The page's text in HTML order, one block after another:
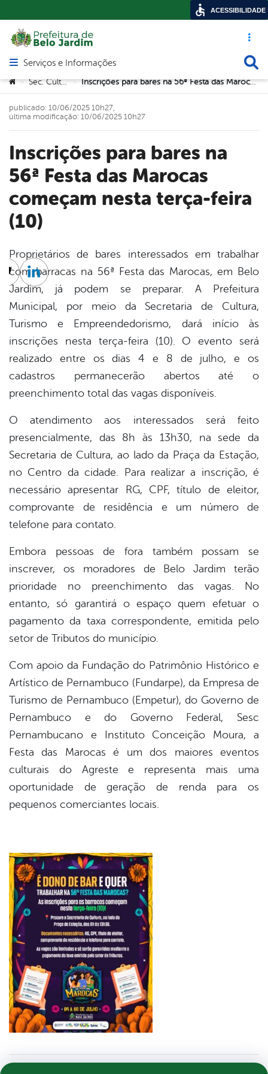
Acesso
Abrir menu principal de navegação
Serviços e Informações
Você está aqui:
> Sec. Cultura > Inscrições para bares na 56ª Festa das Marocas começam nesta terça-feira (10)
Inscrições para bares na
56ª Festa das Marocas
começam nesta terça-feira
(10)
publicado: 10/06/2025 10h27,
última modificação: 10/06/2025 10h27
Proprietários de bares interessados em trabalhar
com barracas na 56ª Festa das Marocas, em Belo
Jardim, já podem se preparar. A Prefeitura
Municipal, por meio da Secretaria de Cultura,
Turismo e Empreendedorismo, dará início às
inscrições nesta terça-feira (10). O evento será
realizado entre os dias 4 e 8 de julho, e os
cadastros permanecerão abertos até o
preenchimento total das vagas disponíveis.
O atendimento aos interessados será feito
presencialmente, das 8h às 13h30, na sede da
Secretaria de Cultura, ao lado da Praça da Estação,
no Centro da cidade. Para realizar a inscrição, é
necessário apresentar RG, CPF, título de eleitor,
comprovante de residência e um número de
telefone para contato.
Embora pessoas de fora também possam se
inscrever, os moradores de Belo Jardim terão
prioridade no preenchimento das vagas. No
entanto, só garantirá o espaço quem efetuar o
pagamento da taxa correspondente, emitida pelo
setor de Tributos do município.
Com apoio da Fundação do Patrimônio Histórico e
Artístico de Pernambuco (Fundarpe), da Empresa de
Turismo de Pernambuco (Empetur), do Governo de
Pernambuco e do Governo Federal, Sesc
Pernambucano e Instituto Conceição Moura, a
Festa das Marocas é um dos maiores eventos
culturais do Agreste e representa mais uma
oportunidade de geração de renda para os
pequenos comerciantes locais.
Twitter
Linkedin
ACESSIBILIDADE